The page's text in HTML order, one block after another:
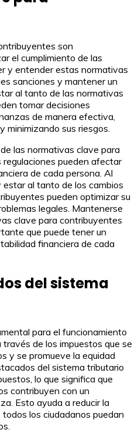
son
el cumplimiento de las
y entender estas normativas
sanciones y mantener un
al tanto de las normativas
tomar decisiones
de manera efectiva,
minimizando sus riesgos.
las normativas clave para
pueden afectar
de cada persona. Al
al tanto de los cambios
pueden optimizar su
legales. Mantenerse
clave para contribuyentes
que puede tener un
financiera de cada
del sistema
para el funcionamiento
través de los impuestos que se
y se promueve la equidad
del sistema tributario
lo que significa que
contribuyen con un
Esto ayuda a reducir la
los ciudadanos puedan